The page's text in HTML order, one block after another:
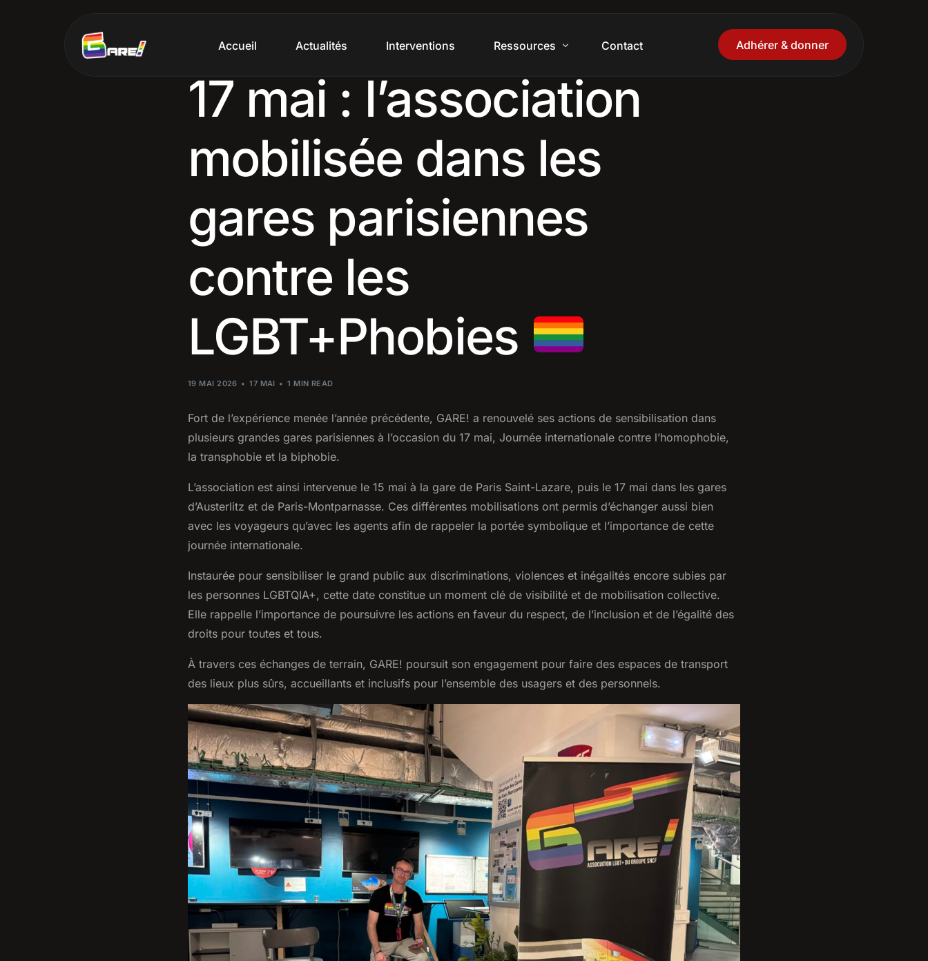
Accueil Actualités Interventions Ressources
Foire aux questions
Contact Adhérer & donner
17 mai : l’association
mobilisée dans les
gares parisiennes
contre les
LGBT+Phobies
19 MAI 2026 17 MAI 1 MIN READ
Fort de l’expérience menée l’année précédente, GARE! a renouvelé ses actions de sensibilisation dans
plusieurs grandes gares parisiennes à l’occasion du 17 mai, Journée internationale contre l’homophobie,
la transphobie et la biphobie.
L’association est ainsi intervenue le 15 mai à la gare de Paris Saint-Lazare, puis le 17 mai dans les gares
d’Austerlitz et de Paris-Montparnasse. Ces différentes mobilisations ont permis d’échanger aussi bien
avec les voyageurs qu’avec les agents afin de rappeler la portée symbolique et l’importance de cette
journée internationale.
Instaurée pour sensibiliser le grand public aux discriminations, violences et inégalités encore subies par
les personnes LGBTQIA+, cette date constitue un moment clé de visibilité et de mobilisation collective.
Elle rappelle l’importance de poursuivre les actions en faveur du respect, de l’inclusion et de l’égalité des
droits pour toutes et tous.
À travers ces échanges de terrain, GARE! poursuit son engagement pour faire des espaces de transport
des lieux plus sûrs, accueillants et inclusifs pour l’ensemble des usagers et des personnels.